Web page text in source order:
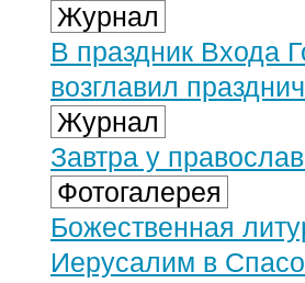
Журнал
В праздник Входа
возглавил
Журнал
Завтра у
Фотогалерея
Божественная
Иерусалим в